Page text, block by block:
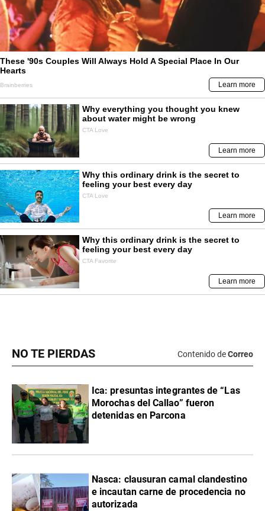
NO TE PIERDAS Contenido deCorreo
Ica: presuntas integrantes de “Las
Morochas del Callao” fueron
detenidas en Parcona
Nasca: clausuran camal clandestino
e incautan carne de procedencia no
autorizada